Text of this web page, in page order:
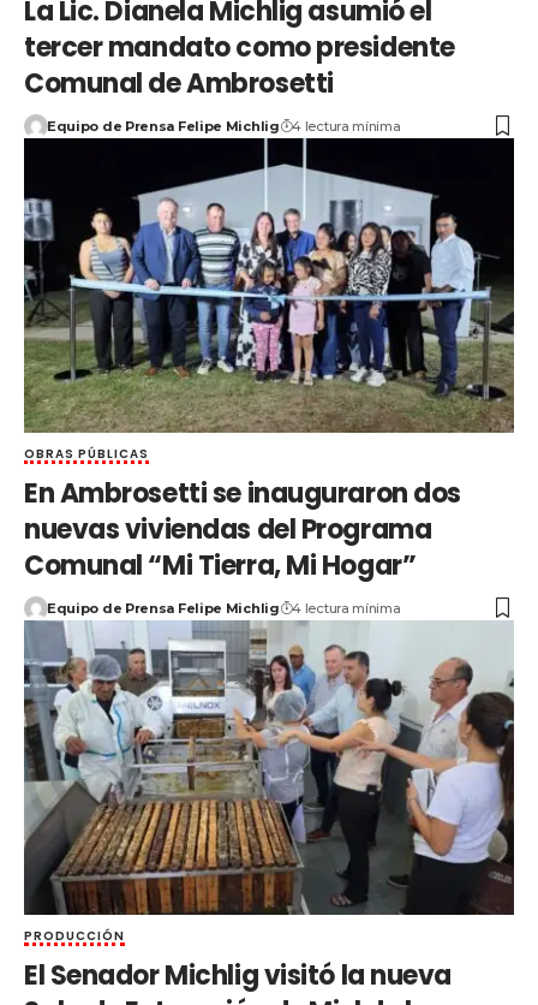
La Lic. Dianela Michlig asumió el
tercer mandato como presidente
Comunal de Ambrosetti
Equipo de Prensa Felipe Michlig 4 lectura mínima
OBRAS PÚBLICAS
En Ambrosetti se inauguraron dos
nuevas viviendas del Programa
Comunal “Mi Tierra, Mi Hogar”
Equipo de Prensa Felipe Michlig 4 lectura mínima
PRODUCCIÓN
El Senador Michlig visitó la nueva